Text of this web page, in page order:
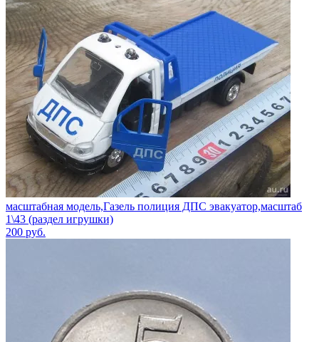
масштабная модель,Газель полиция ДПС эвакуатор,масштаб
1\43 (раздел игрушки)
200 руб.